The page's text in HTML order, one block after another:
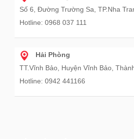
Số 6, Đường Trường Sa, TP.Nha
Hotline: 0968 037 111
Hải Phòng
TT.Vĩnh Bảo, Huyện Vĩnh Bảo,
Hotline: 0942 441166